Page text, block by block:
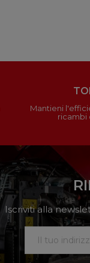
Mantieni
ricambi
Iscriviti alla